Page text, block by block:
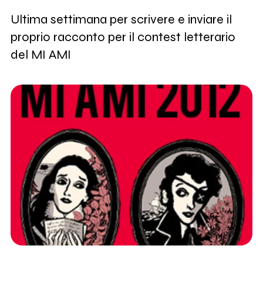
Ultima settimana per scrivere e inviare il
proprio racconto per il contest letterario
del MI AMI